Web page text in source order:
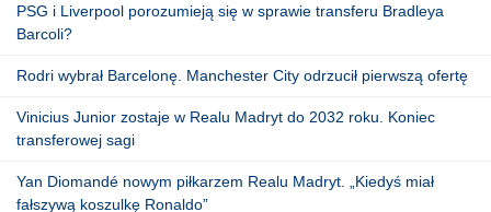
PSG i Liverpool porozumieją się w sprawie transferu Bradleya
Barcoli?
Rodri wybrał Barcelonę. Manchester City odrzucił pierwszą ofertę
Vinicius Junior zostaje w Realu Madryt do 2032 roku. Koniec
transferowej sagi
Yan Diomandé nowym piłkarzem Realu Madryt. „Kiedyś miał
fałszywą koszulkę Ronaldo”